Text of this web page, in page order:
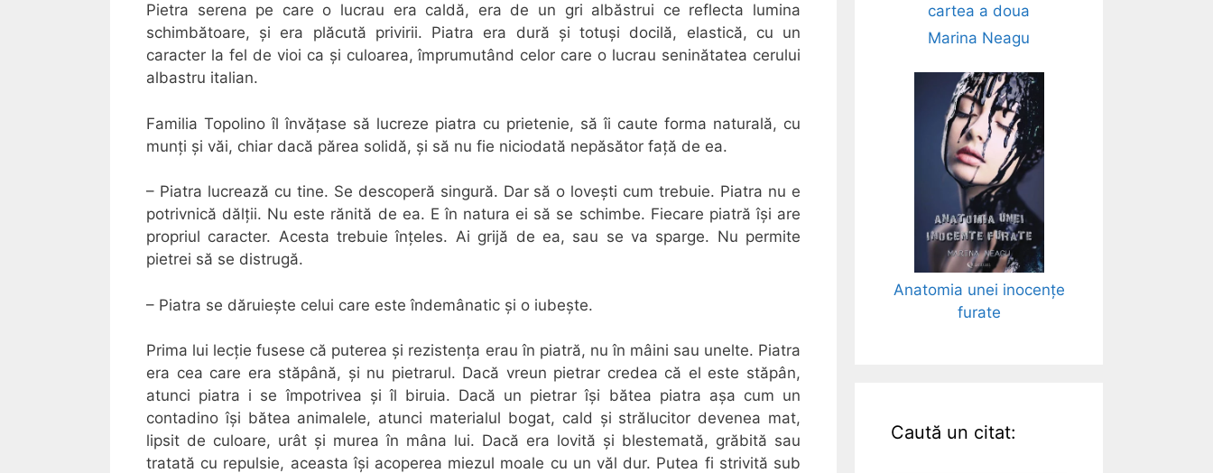
Pietra serena pe care o lucrau era caldă, era de un gri albăstrui ce reflecta lumina
schimbătoare, și era plăcută privirii. Piatra era dură și totuși docilă, elastică, cu un
caracter la fel de vioi ca și culoarea, împrumutând celor care o lucrau seninătatea cerului
albastru italian.
Familia Topolino îl învățase să lucreze piatra cu prietenie, să îi caute forma naturală, cu
munți și văi, chiar dacă părea solidă, și să nu fie niciodată nepăsător față de ea.
– Piatra lucrează cu tine. Se descoperă singură. Dar să o lovești cum trebuie. Piatra nu e
potrivnică dălții. Nu este rănită de ea. E în natura ei să se schimbe. Fiecare piatră își are
propriul caracter. Acesta trebuie înțeles. Ai grijă de ea, sau se va sparge. Nu permite
pietrei să se distrugă.
– Piatra se dăruiește celui care este îndemânatic și o iubește.
Prima lui lecție fusese că puterea și rezistența erau în piatră, nu în mâini sau unelte. Piatra
era cea care era stăpână, și nu pietrarul. Dacă vreun pietrar credea că el este stăpân,
atunci piatra i se împotrivea și îl biruia. Dacă un pietrar își bătea piatra așa cum un
contadino își bătea animalele, atunci materialul bogat, cald și strălucitor devenea mat,
lipsit de culoare, urât și murea în mâna lui. Dacă era lovită și blestemată, grăbită sau
tratată cu repulsie, aceasta își acoperea miezul moale cu un văl dur. Putea fi strivită sub
cartea a doua
Marina Neagu
Anatomia unei inocențe
furate
Caută un citat: